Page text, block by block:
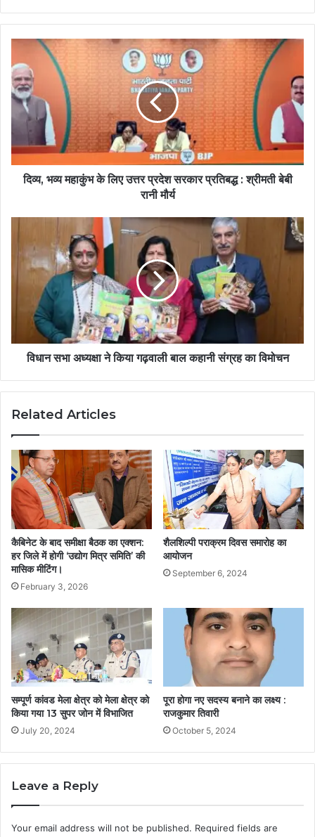
दिव्य, भव्य महाकुंभ के लिए उत्तर प्रदेश सरकार प्रतिबद्ध : श्रीमती बेबी
रानी मौर्य
विधान सभा अध्यक्षा ने किया गढ़वाली बाल कहानी संग्रह का विमोचन
Related Articles
कैबिनेट के बाद समीक्षा बैठक का एक्शन:
हर जिले में होगी ‘उद्योग मित्र समिति’ की
मासिक मीटिंग।
February 3, 2026
शैलशिल्पी पराक्रम दिवस समारोह का
आयोजन
September 6, 2024
सम्पूर्ण कांवड मेला क्षेत्र को मेला क्षेत्र को
किया गया 13 सुपर जोन में विभाजित
July 20, 2024
पूरा होगा नए सदस्य बनाने का लक्ष्य :
राजकुमार तिवारी
October 5, 2024
Leave a Reply
Your email address will not be published. Required fields are